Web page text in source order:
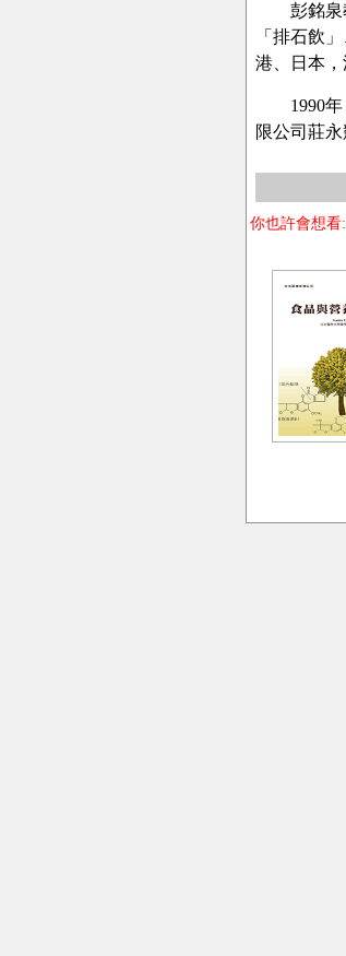
彭銘泉教
「排石飲
港、日本，
1990年，
限公司莊
你也許會想看: